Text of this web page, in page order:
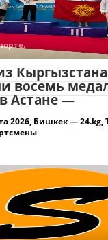
Кыргызстана
восемь
Астане —
2026, Бишкек — 24.kg,